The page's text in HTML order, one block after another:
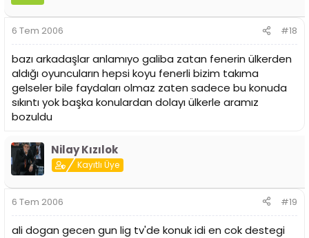
6 Tem 2006 #18
bazı arkadaşlar anlamıyo galiba zatan fenerin ülkerden
aldığı oyuncuların hepsi koyu fenerli bizim takıma
gelseler bile faydaları olmaz zaten sadece bu konuda
sıkıntı yok başka konulardan dolayı ülkerle aramız
bozuldu
Nilay Kızılok
Kayıtlı Üye
6 Tem 2006 #19
ali dogan gecen gun lig tv'de konuk idi en cok destegi